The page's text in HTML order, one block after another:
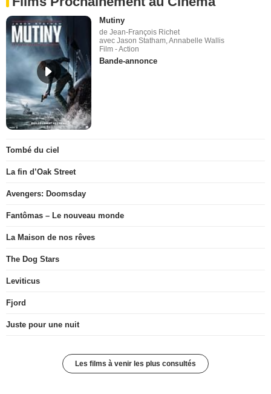
Mutiny
de Jean-François Richet
avec Jason Statham, Annabelle Wallis
Film - Action
Bande-annonce
Tombé du ciel
La fin d’Oak Street
Avengers: Doomsday
Fantômas – Le nouveau monde
La Maison de nos rêves
The Dog Stars
Leviticus
Fjord
Juste pour une nuit
Les films à venir les plus consultés